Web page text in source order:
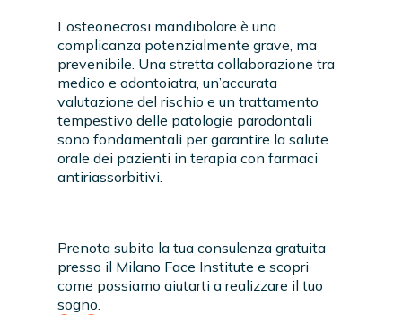
L’osteonecrosi mandibolare è una
complicanza potenzialmente grave, ma
prevenibile. Una stretta collaborazione tra
medico e odontoiatra, un’accurata
valutazione del rischio e un trattamento
tempestivo delle patologie parodontali
sono fondamentali per garantire la salute
orale dei pazienti in terapia con farmaci
antiriassorbitivi.
Prenota subito la tua consulenza gratuita
presso il Milano Face Institute e scopri
come possiamo aiutarti a realizzare il tuo
sogno.